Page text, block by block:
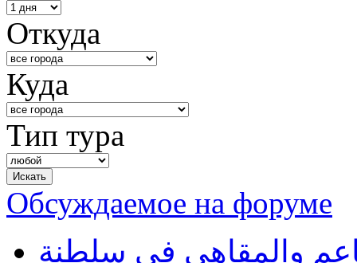
Откуда
Куда
Тип тура
Обсуждаемое на форуме
والمقاهي في سلطنة